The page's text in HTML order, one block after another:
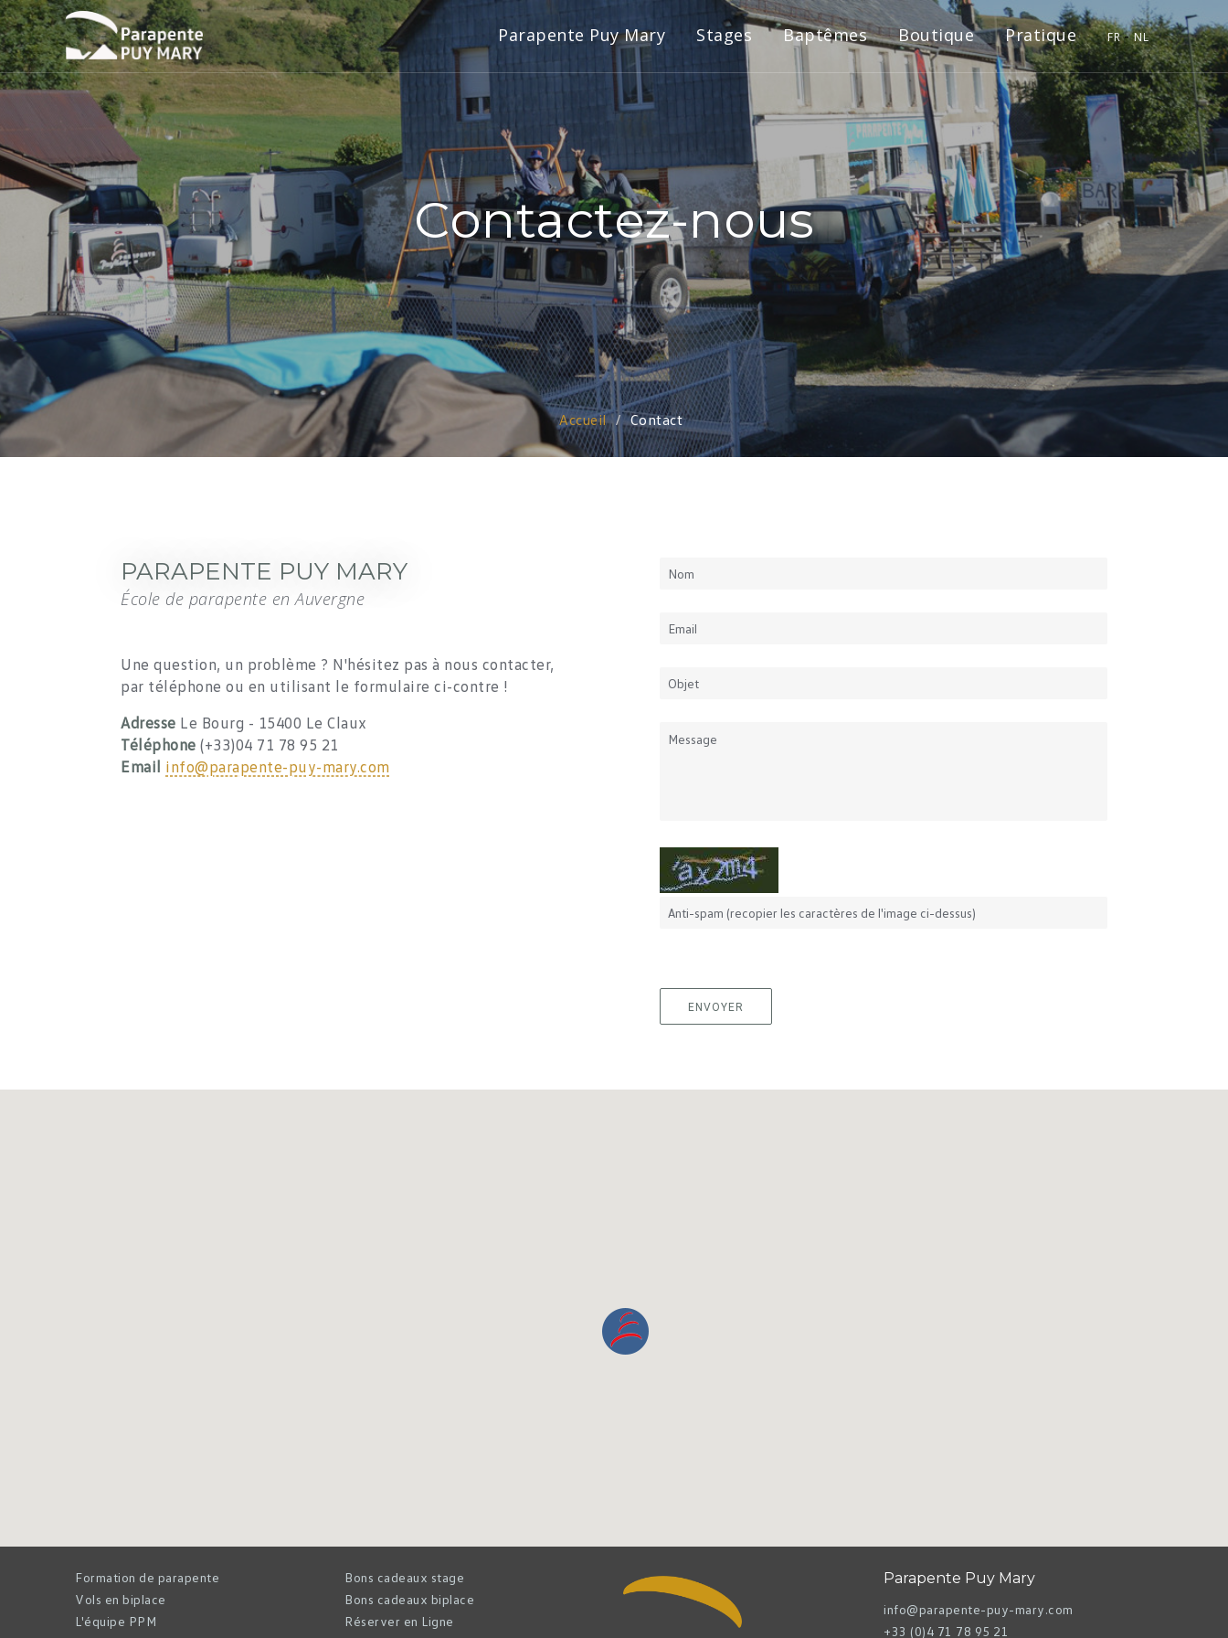
Parapente Puy Mary Stages Baptêmes Boutique Pratique FR NL
Contactez-nous
Accueil Contact
PARAPENTE PUY MARY
École de parapente en Auvergne
Une question, un problème ? N'hésitez pas à nous contacter,
par téléphone ou en utilisant le formulaire ci-contre !
Adresse Le Bourg - 15400 Le Claux
Téléphone (+33)04 71 78 95 21
Email info@parapente-puy-mary.com
Formation de parapente
Vols en biplace
L'équipe PPM
Bons cadeaux stage
Bons cadeaux biplace
Réserver en Ligne
Parapente Puy Mary
info@parapente-puy-mary.com
+33 (0)4 71 78 95 21